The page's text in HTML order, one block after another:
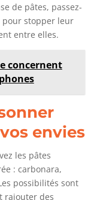
de pâtes, passez-
pour stopper leur
entre elles.
concernent
envies
les pâtes
: carbonara,
possibilités sont
rajouter des